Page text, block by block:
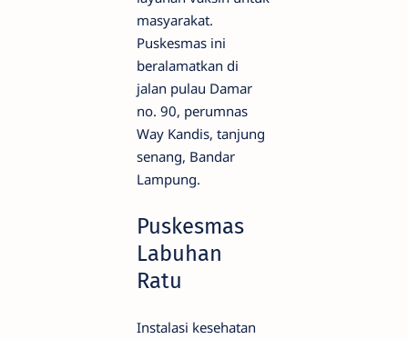
masyarakat.
Puskesmas ini
beralamatkan di
jalan pulau Damar
no. 90, perumnas
Way Kandis, tanjung
senang, Bandar
Lampung.
Puskesmas
Labuhan
Ratu
Instalasi kesehatan